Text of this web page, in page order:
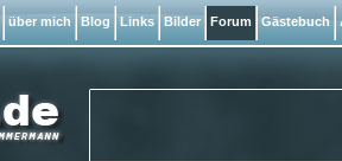
über mich Blog Links Bilder Forum Gästebuch